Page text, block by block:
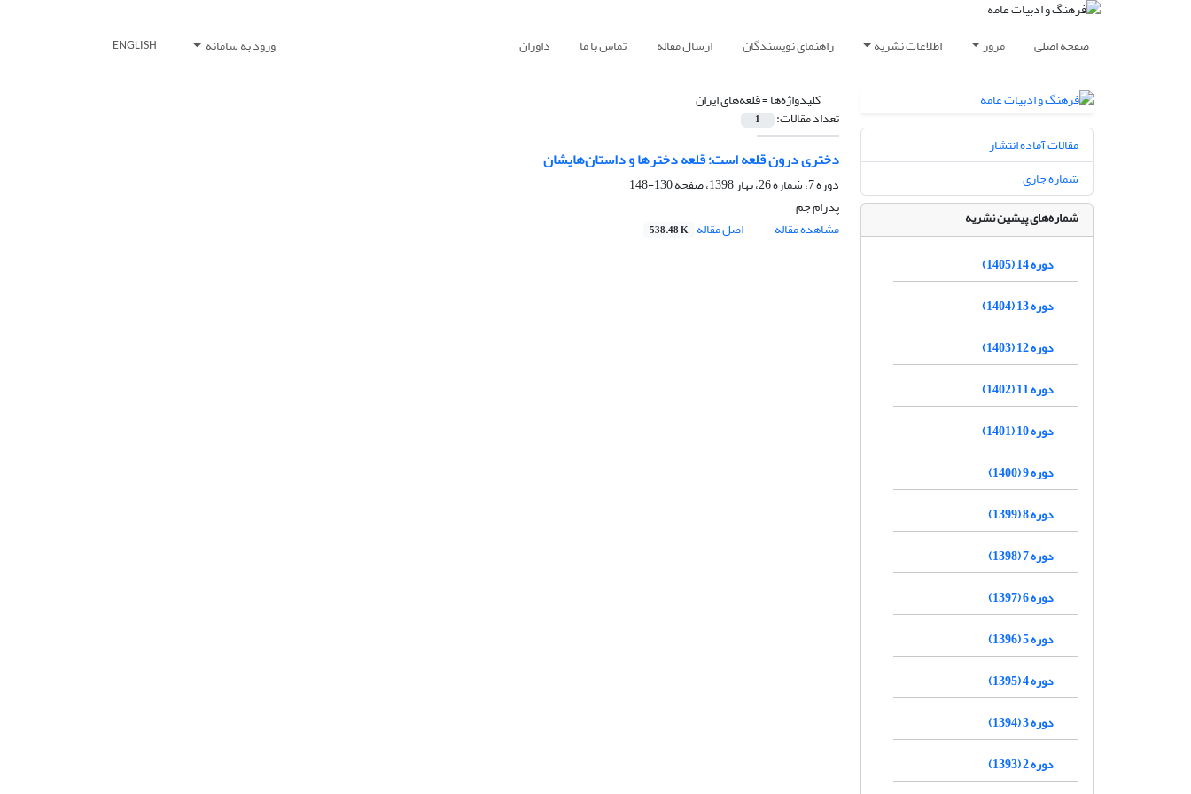
صفحه اصلی مرور اطلاعات نشریه راهنمای نویسندگان ارسال مقاله تماس با ما داوران ورود به سامانه ENGLISH
کلیدواژه‌ها =قلعه‌های ایران
تعداد مقالات: 1
دختری درون قلعه است؛ قلعه دخترها و داستان‌هایشان
دوره 7، شماره 26، بهار 1398، صفحه
130-148
پدرام جم
مشاهده مقاله
اصل مقاله 538.48 K
مقالات آماده انتشار
شماره جاری
شماره‌های پیشین نشریه
دوره 14 (1405)
دوره 13 (1404)
دوره 12 (1403)
دوره 11 (1402)
دوره 10 (1401)
دوره 9 (1400)
دوره 8 (1399)
دوره 7 (1398)
دوره 6 (1397)
دوره 5 (1396)
دوره 4 (1395)
دوره 3 (1394)
دوره 2 (1393)